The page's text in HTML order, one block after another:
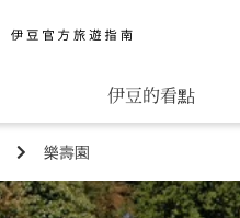
伊豆的看點
觀賞
玩樂
樂壽園